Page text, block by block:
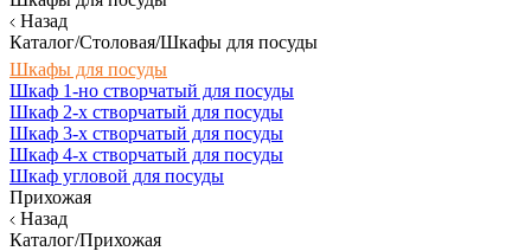
Назад
Каталог/Столовая/Шкафы для посуды
Шкафы для посуды
Шкаф 1-но створчатый для посуды
Шкаф 2-х створчатый для посуды
Шкаф 3-х створчатый для посуды
Шкаф 4-х створчатый для посуды
Шкаф угловой для посуды
Прихожая
Назад
Каталог/Прихожая